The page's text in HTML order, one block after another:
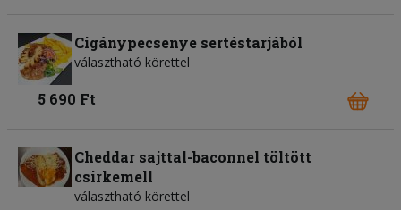
Cigánypecsenye sertéstarjából
választható körettel
5 690 Ft
Cheddar sajttal-baconnel töltött
csirkemell
választható körettel